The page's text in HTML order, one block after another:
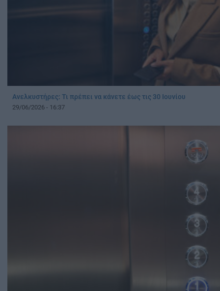
Ανελκυστήρες: Τι πρέπει να κάνετε έως τις 30 Ιουνίου
29/06/2026 - 16:37